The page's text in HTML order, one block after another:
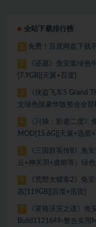
全站下载排行榜
1 免费！百度网盘下载
2
《还愿》免安装绿色
[7.9GB][天翼+百度]
3
《侠盗飞车5 Grand
文绿色版豪华版整合全部
4
《只狼：影逝二度》
MOD[15.6G][天翼+迅雷+
5
《三国群英传8》免
云+神关羽+虞姬等）绿
6
《荒野大镖客2》免
器[119GB][百度+迅雷]
7
《霍格沃茨之遗》免
Build1121649-整合实用